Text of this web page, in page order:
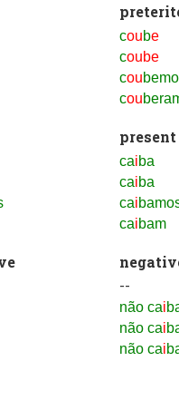
coube
coube
cou
cou
caiba
caiba
cai
caibam
--
não cai
não cai
não cai